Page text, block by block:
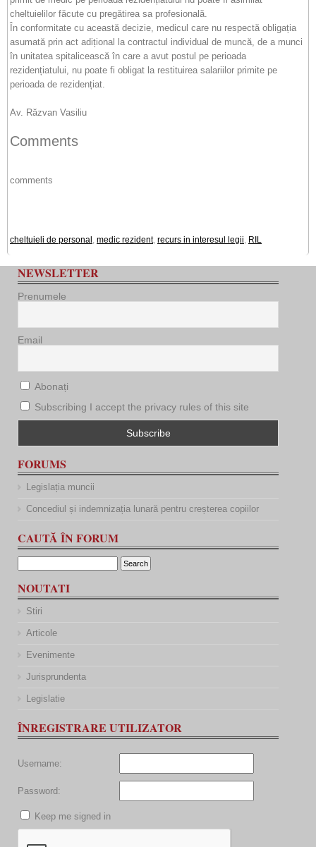
cheltuielilor făcute cu pregătirea sa profesională.
În conformitate cu această decizie, medicul care nu respectă obligația
asumată prin act adițional la contractul individual de muncă, de a munci
în unitatea spitalicească în care a avut postul pe perioada
rezidențiatului, nu poate fi obligat la restituirea salariilor primite pe
perioada de rezidențiat.
Av. Răzvan Vasiliu
Comments
comments
cheltuieli de personal , medic rezident, recurs in interesul legii, RIL
NEWSLETTER
Prenumele
Email
Abonați
Subscribing I accept the privacy rules of this site
FORUMS
Legislația muncii
Concediul și indemnizația lunară pentru creșterea copiilor
CAUTĂ ÎN FORUM
NOUTATI
Stiri
Articole
Evenimente
Jurisprundenta
Legislatie
ÎNREGISTRARE UTILIZATOR
Username:
Password:
Keep me signed in